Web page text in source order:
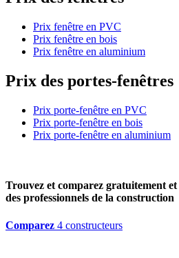
Prix fenêtre en PVC
Prix fenêtre en bois
Prix fenêtre en aluminium
Prix des portes-fenêtres
Prix porte-fenêtre en PVC
Prix porte-fenêtre en bois
Prix porte-fenêtre en aluminium
Trouvez et comparez gratuitement et
des professionnels de la construction
Comparez 4 constructeurs